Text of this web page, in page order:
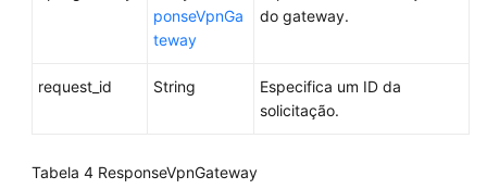
gateways
um
ponseVpnGa
teway
do gateway.
request_id String
Especifica um ID da
solicitação.
Tabela 4 ResponseVpnGateway